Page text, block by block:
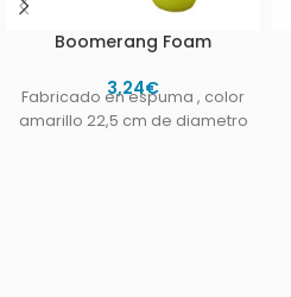
Boomerang Foam
3,24€
Fabricado en espuma , color
amarillo 22,5 cm de diametro